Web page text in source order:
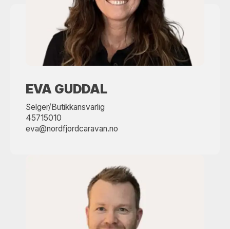
EVA GUDDAL
Selger/Butikkansvarlig
45715010
eva@nordfjordcaravan.no